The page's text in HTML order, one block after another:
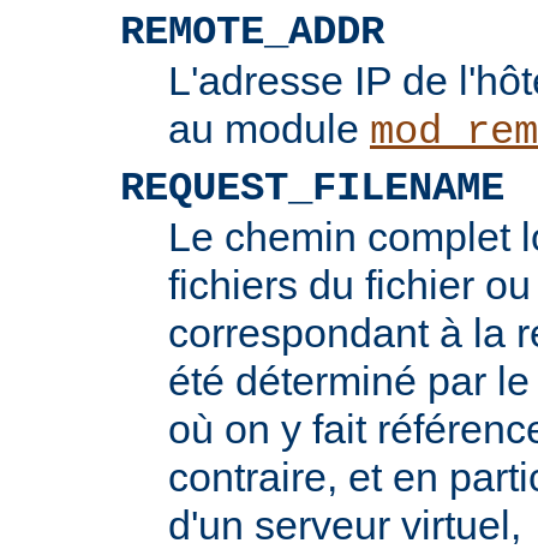
REMOTE_ADDR
L'adresse IP de
au module
REQUEST_FILENAME
Le chemin complet
fichiers du fichier
correspondant à la
été déterminé par
où on y fait
contraire, et en
d'un serveur virtuel,